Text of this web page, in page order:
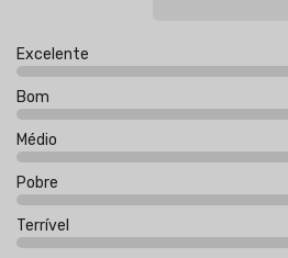
Excelente
Bom
Médio
Pobre
Terrível